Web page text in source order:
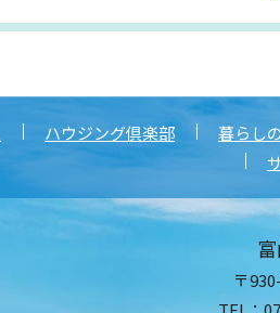
ハウジング倶楽部 暮らし
〒